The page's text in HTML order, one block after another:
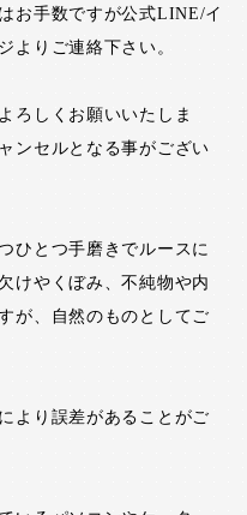
お手数ですが公式LINE/イ
よりご連絡下さい。
ろしくお願いいたしま
ンセルとなる事がござい
ひとつ手磨きでルースに
けやくぼみ、不純物や内
が、自然のものとしてご
より誤差があることがご